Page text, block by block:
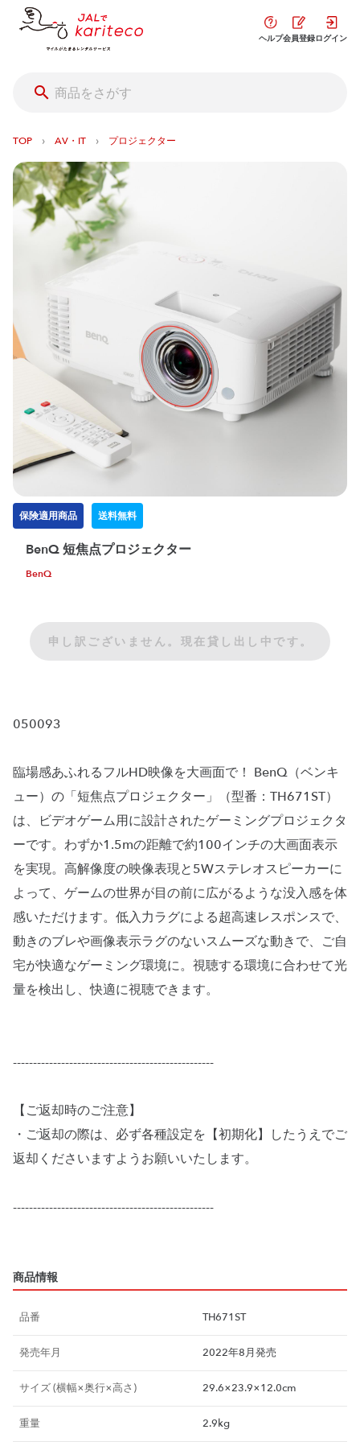
ヘルプ会員登録ログイン
TOP › AV・IT › プロジェクター
保険適用商品 送料無料
BenQ 短焦点プロジェクター
BenQ
申し訳ございません。現在貸し出し中です。
050093
臨場感あふれるフルHD映像を大画面で！ BenQ（ベンキ
ュー）の「短焦点プロジェクター」（型番：TH671ST）
は、ビデオゲーム用に設計されたゲーミングプロジェクタ
ーです。わずか1.5mの距離で約100インチの大画面表示
を実現。高解像度の映像表現と5Wステレオスピーカーに
よって、ゲームの世界が目の前に広がるような没入感を体
感いただけます。低入力ラグによる超高速レスポンスで、
動きのブレや画像表示ラグのないスムーズな動きで、ご自
宅が快適なゲーミング環境に。視聴する環境に合わせて光
量を検出し、快適に視聴できます。
--------------------------------------------------
【ご返却時のご注意】
・ご返却の際は、必ず各種設定を【初期化】したうえでご
返却くださいますようお願いいたします。
--------------------------------------------------
商品情報
品番 TH671ST
発売年月 2022年8月発売
サイズ (横幅×奥行×高さ) 29.6×23.9×12.0cm
重量 2.9kg